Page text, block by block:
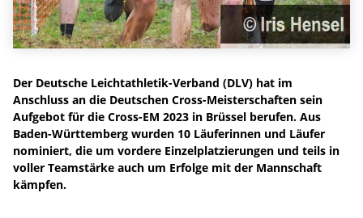
Der Deutsche Leichtathletik-Verband (DLV) hat im
Anschluss an die Deutschen Cross-Meisterschaften sein
Aufgebot für die Cross-EM 2023 in Brüssel berufen. Aus
Baden-Württemberg wurden 10 Läuferinnen und Läufer
nominiert, die um vordere Einzelplatzierungen und teils in
voller Teamstärke auch um Erfolge mit der Mannschaft
kämpfen.